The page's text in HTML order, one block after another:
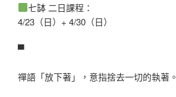
七缽 二日課程：
4/23（日）+ 4/30（日）
▀
禪語「放下著」，意指捨去一切的執著。